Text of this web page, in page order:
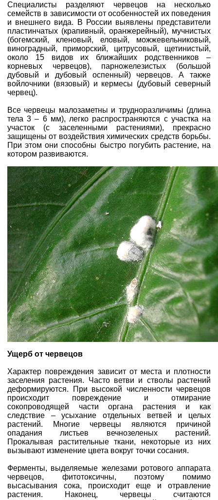
Специалисты разделяют червецов на несколько
семейств в зависимости от особенностей их поведения
и внешнего вида. В России выявлены представители
пластинчатых (крапивный, оранжерейный), мучнистых
(богемский, кленовый, еловый, можжевельниковый,
виноградный, приморский, цитрусовый, щетинистый,
около 15 видов их ближайших родственников –
корневых червецов), парножелезистых (большой
дубовый и дубовый оспенный) червецов. А также
войлочники (вязовый) и кермесы (дубовый северный
червец).
Все червецы малозаметны и трудноразличимы (длина
тела 3 – 6 мм), легко распространяются с участка на
участок (с заселенными растениями), прекрасно
защищены от воздействия химических средств борьбы.
При этом они способны быстро погубить растение, на
котором развиваются.
Ущерб от червецов
Характер повреждения зависит от места и плотности
заселения растения. Часто ветви и стволы растений
деформируются. При высокой численности червецов
происходит повреждение и отмирание
сокопроводящей части органа растения и как
следствие – усыхание отдельных ветвей и целых
растений. Многие червецы являются причиной
опадания листьев вечнозеленых растений.
Прокалывая растительные ткани, некоторые из них
вызывают изменение цвета вокруг точки сосания.
Ферменты, выделяемые железами ротового аппарата
червецов, фитотоксичны, поэтому помимо
высасывания сока, происходит еще и отравление
растения. Наконец, червецы считаются